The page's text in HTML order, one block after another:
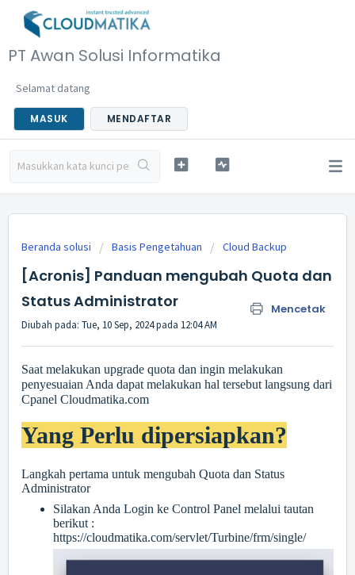
PT Awan Solusi Informatika
Selamat datang
MASUK MENDAFTAR
Beranda solusi Basis Pengetahuan Cloud Backup
[Acronis] Panduan mengubah Quota dan
Status Administrator
Mencetak
Diubah pada: Tue, 10 Sep, 2024 pada 12:04 AM
Saat melakukan upgrade quota dan ingin melakukan
penyesuaian Anda dapat melakukan hal tersebut langsung dari
Cpanel Cloudmatika.com
Yang Perlu dipersiapkan?
Langkah pertama untuk mengubah Quota dan Status
Administrator
Silakan Anda Login ke Control Panel melalui tautan
berikut :
https://cloudmatika.com/servlet/Turbine/frm/single/